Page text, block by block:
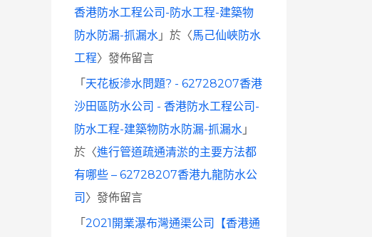
香港防水工程公司-防水工程-建築物
防水防漏-抓漏水 」於〈馬己仙峽防水
工程〉發佈留言
「 天花板滲水問題? - 62728207香港
沙田區防水公司 - 香港防水工程公司-
防水工程-建築物防水防漏-抓漏水 」
於〈進行管道疏通清淤的主要方法都
有哪些 – 62728207香港九龍防水公
司 〉發佈留言
「 2021開業瀑布灣通渠公司【香港通